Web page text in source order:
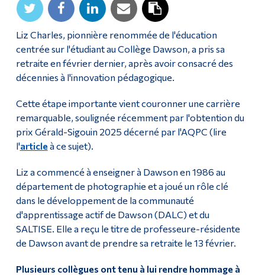
Liz Charles, pionnière renommée de l'éducation
centrée sur l'étudiant au Collège Dawson, a pris sa
retraite en février dernier, après avoir consacré des
décennies à l'innovation pédagogique.
Cette étape importante vient couronner une carrière
remarquable, soulignée récemment par l'obtention du
prix Gérald-Sigouin 2025 décerné par l'AQPC (lire
l'articleà ce sujet).
Liz a commencé à enseigner à Dawson en 1986 au
département de photographie et a joué un rôle clé
dans le développement de la communauté
d'apprentissage actif de Dawson (DALC) et du
SALTISE. Elle a reçu le titre de professeure-résidente
de Dawson avant de prendre sa retraite le 13 février.
Plusieurs collègues ont tenu à lui rendre hommage à